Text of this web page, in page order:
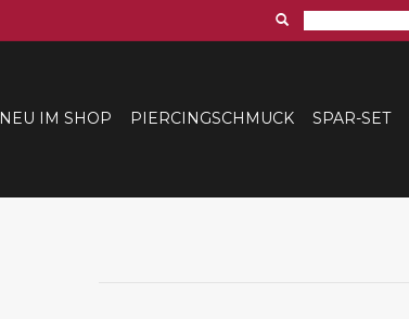
NEU IM SHOP PIERCINGSCHMUCK SPAR-SET